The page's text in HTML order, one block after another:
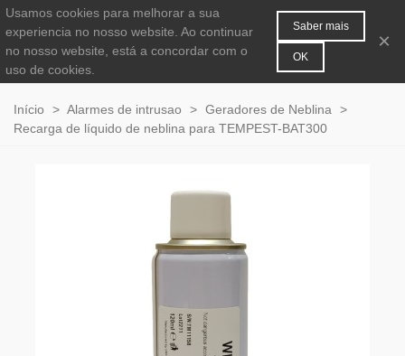
0
Início > Alarmes de intrusao > Geradores de Neblina
>
Recarga de líquido de neblina para TEMPEST-BAT300
Usamos cookies para melhorar a sua
experiencia no nosso website. Ao continuar
no nosso website, está a concordar com o
uso de cookies.
Saber mais
OK
×